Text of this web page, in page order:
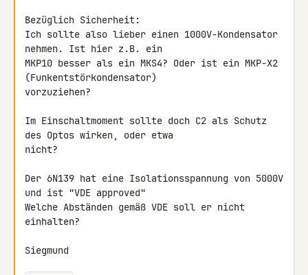
Bezüglich Sicherheit:
Ich sollte also lieber einen 1000V-Kondensator
nehmen. Ist hier z.B. ein
MKP10 besser als ein MKS4? Oder ist ein MKP-X2
(Funkentstörkondensator)
vorzuziehen?
Im Einschaltmoment sollte doch C2 als Schutz
des Optos wirken, oder etwa
nicht?
Der 6N139 hat eine Isolationsspannung von 5000V
und ist "VDE approved"
Welche Abständen gemäß VDE soll er nicht
einhalten?
Siegmund